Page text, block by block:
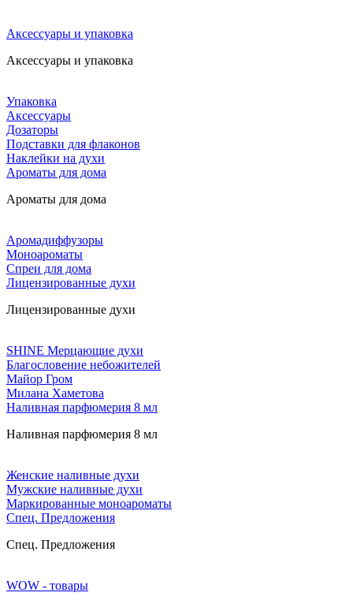
Аксессуары и упаковка
Аксессуары и упаковка
Упаковка
Аксессуары
Дозаторы
Подставки для флаконов
Наклейки на духи
Ароматы для дома
Ароматы для дома
Аромадиффузоры
Моноароматы
Спреи для дома
Лицензированные духи
Лицензированные духи
SHINE Мерцающие духи
Благословение небожителей
Майор Гром
Милана Хаметова
Наливная парфюмерия 8 мл
Наливная парфюмерия 8 мл
Женские наливные духи
Мужские наливные духи
Маркированные моноароматы
Cпец. Предложения
Cпец. Предложения
WOW - товары